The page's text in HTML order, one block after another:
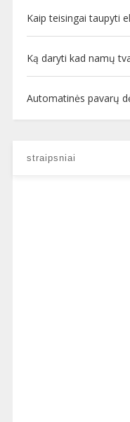
Kaip teisingai taupyti
Ką daryti kad namų
Automatinės pavarų
straipsniai